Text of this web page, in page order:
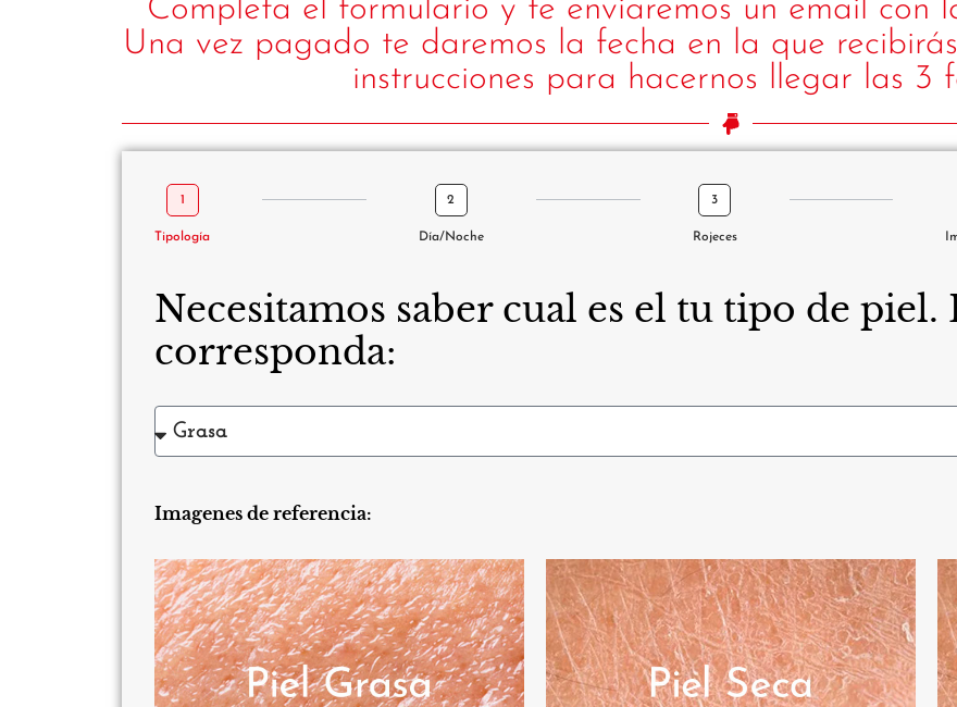
Completa el formulario y te enviaremos un email con
Una vez pagado te daremos la fecha en la que
instrucciones para hacernos llegar las 3
1
Tipología
2
Día/Noche
3
Rojeces
Necesitamos saber cual es el tu tipo de
corresponda:
Imagenes de referencia: